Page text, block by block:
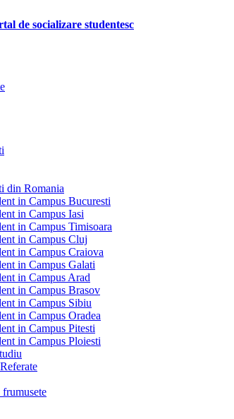
din Romania
in Campus Bucuresti
in Campus Iasi
in Campus Timisoara
in Campus Cluj
in Campus Craiova
in Campus Galati
in Campus Arad
in Campus Brasov
in Campus Sibiu
in Campus Oradea
in Campus Pitesti
in Campus Ploiesti
frumusete